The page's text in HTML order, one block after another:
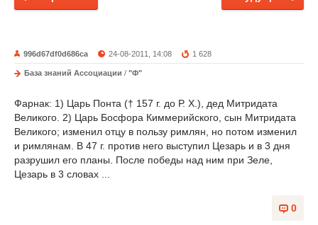
996d67df0d686ca 24-08-2011, 14:08 1 628
База знаний Ассоциации / "Ф"
Фарнак: 1) Царь Понта († 157 г. до Р. X.), дед Митридата
Великого. 2) Царь Босфора Киммерийского, сын Митридата
Великого; изменил отцу в пользу римлян, но потом изменил
и римлянам. В 47 г. против него выступил Цезарь и в 3 дня
разрушил его планы. После победы над ним при Зеле,
Цезарь в 3 словах ...
0